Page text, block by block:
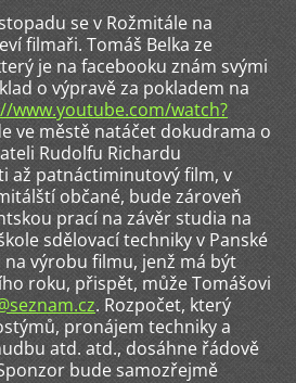
se v Rožmitále na
filmaři. Tomáš Belka ze
je na facebooku znám svými
o výpravě za pokladem na
www.youtube.com/watch?
ve městě natáčet dokudrama o
Rudolfu Richardu
až patnáctiminutový film, v
občané, bude zároveň
prací na závěr studia na
sdělovací techniky v Panské
na výrobu filmu, jenž má být
roku, přispět, může Tomášovi
. Rozpočet, který
pronájem techniky a
atd. atd., dosáhne řádově
bude samozřejmě